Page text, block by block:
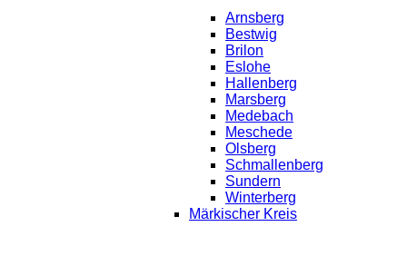
Arnsberg
Bestwig
Brilon
Eslohe
Hallenberg
Marsberg
Medebach
Meschede
Olsberg
Schmallenberg
Sundern
Winterberg
Märkischer Kreis